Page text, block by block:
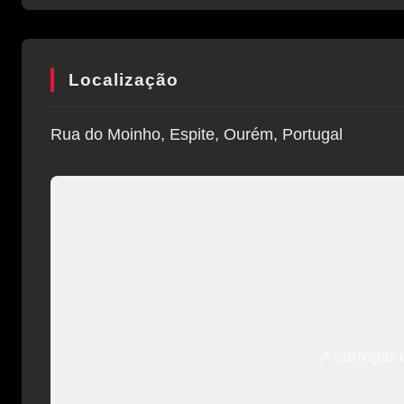
Localização
Rua do Moinho, Espite, Ourém, Portugal